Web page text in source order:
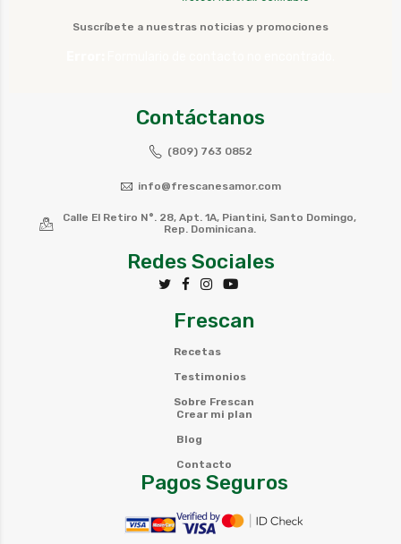
Suscríbete a nuestras noticias y promociones
Contáctanos
(809) 763 0852
info@frescanesamor.com
Calle El Retiro N°. 28, Apt. 1A, Piantini, Santo Domingo,
Rep. Dominicana.
Redes Sociales
Frescan
Recetas
Testimonios
Sobre Frescan
Crear mi plan
Blog
Contacto
Pagos Seguros